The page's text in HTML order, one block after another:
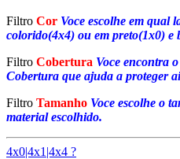
Filtro Cor Voce escolhe em qual
colorido(4x4) ou em preto(1x0) e
Filtro Cobertura Voce encontra
Cobertura que ajuda a proteger
Filtro Tamanho Voce escolhe o
material escolhido.
4x0|4x1|4x4 ?